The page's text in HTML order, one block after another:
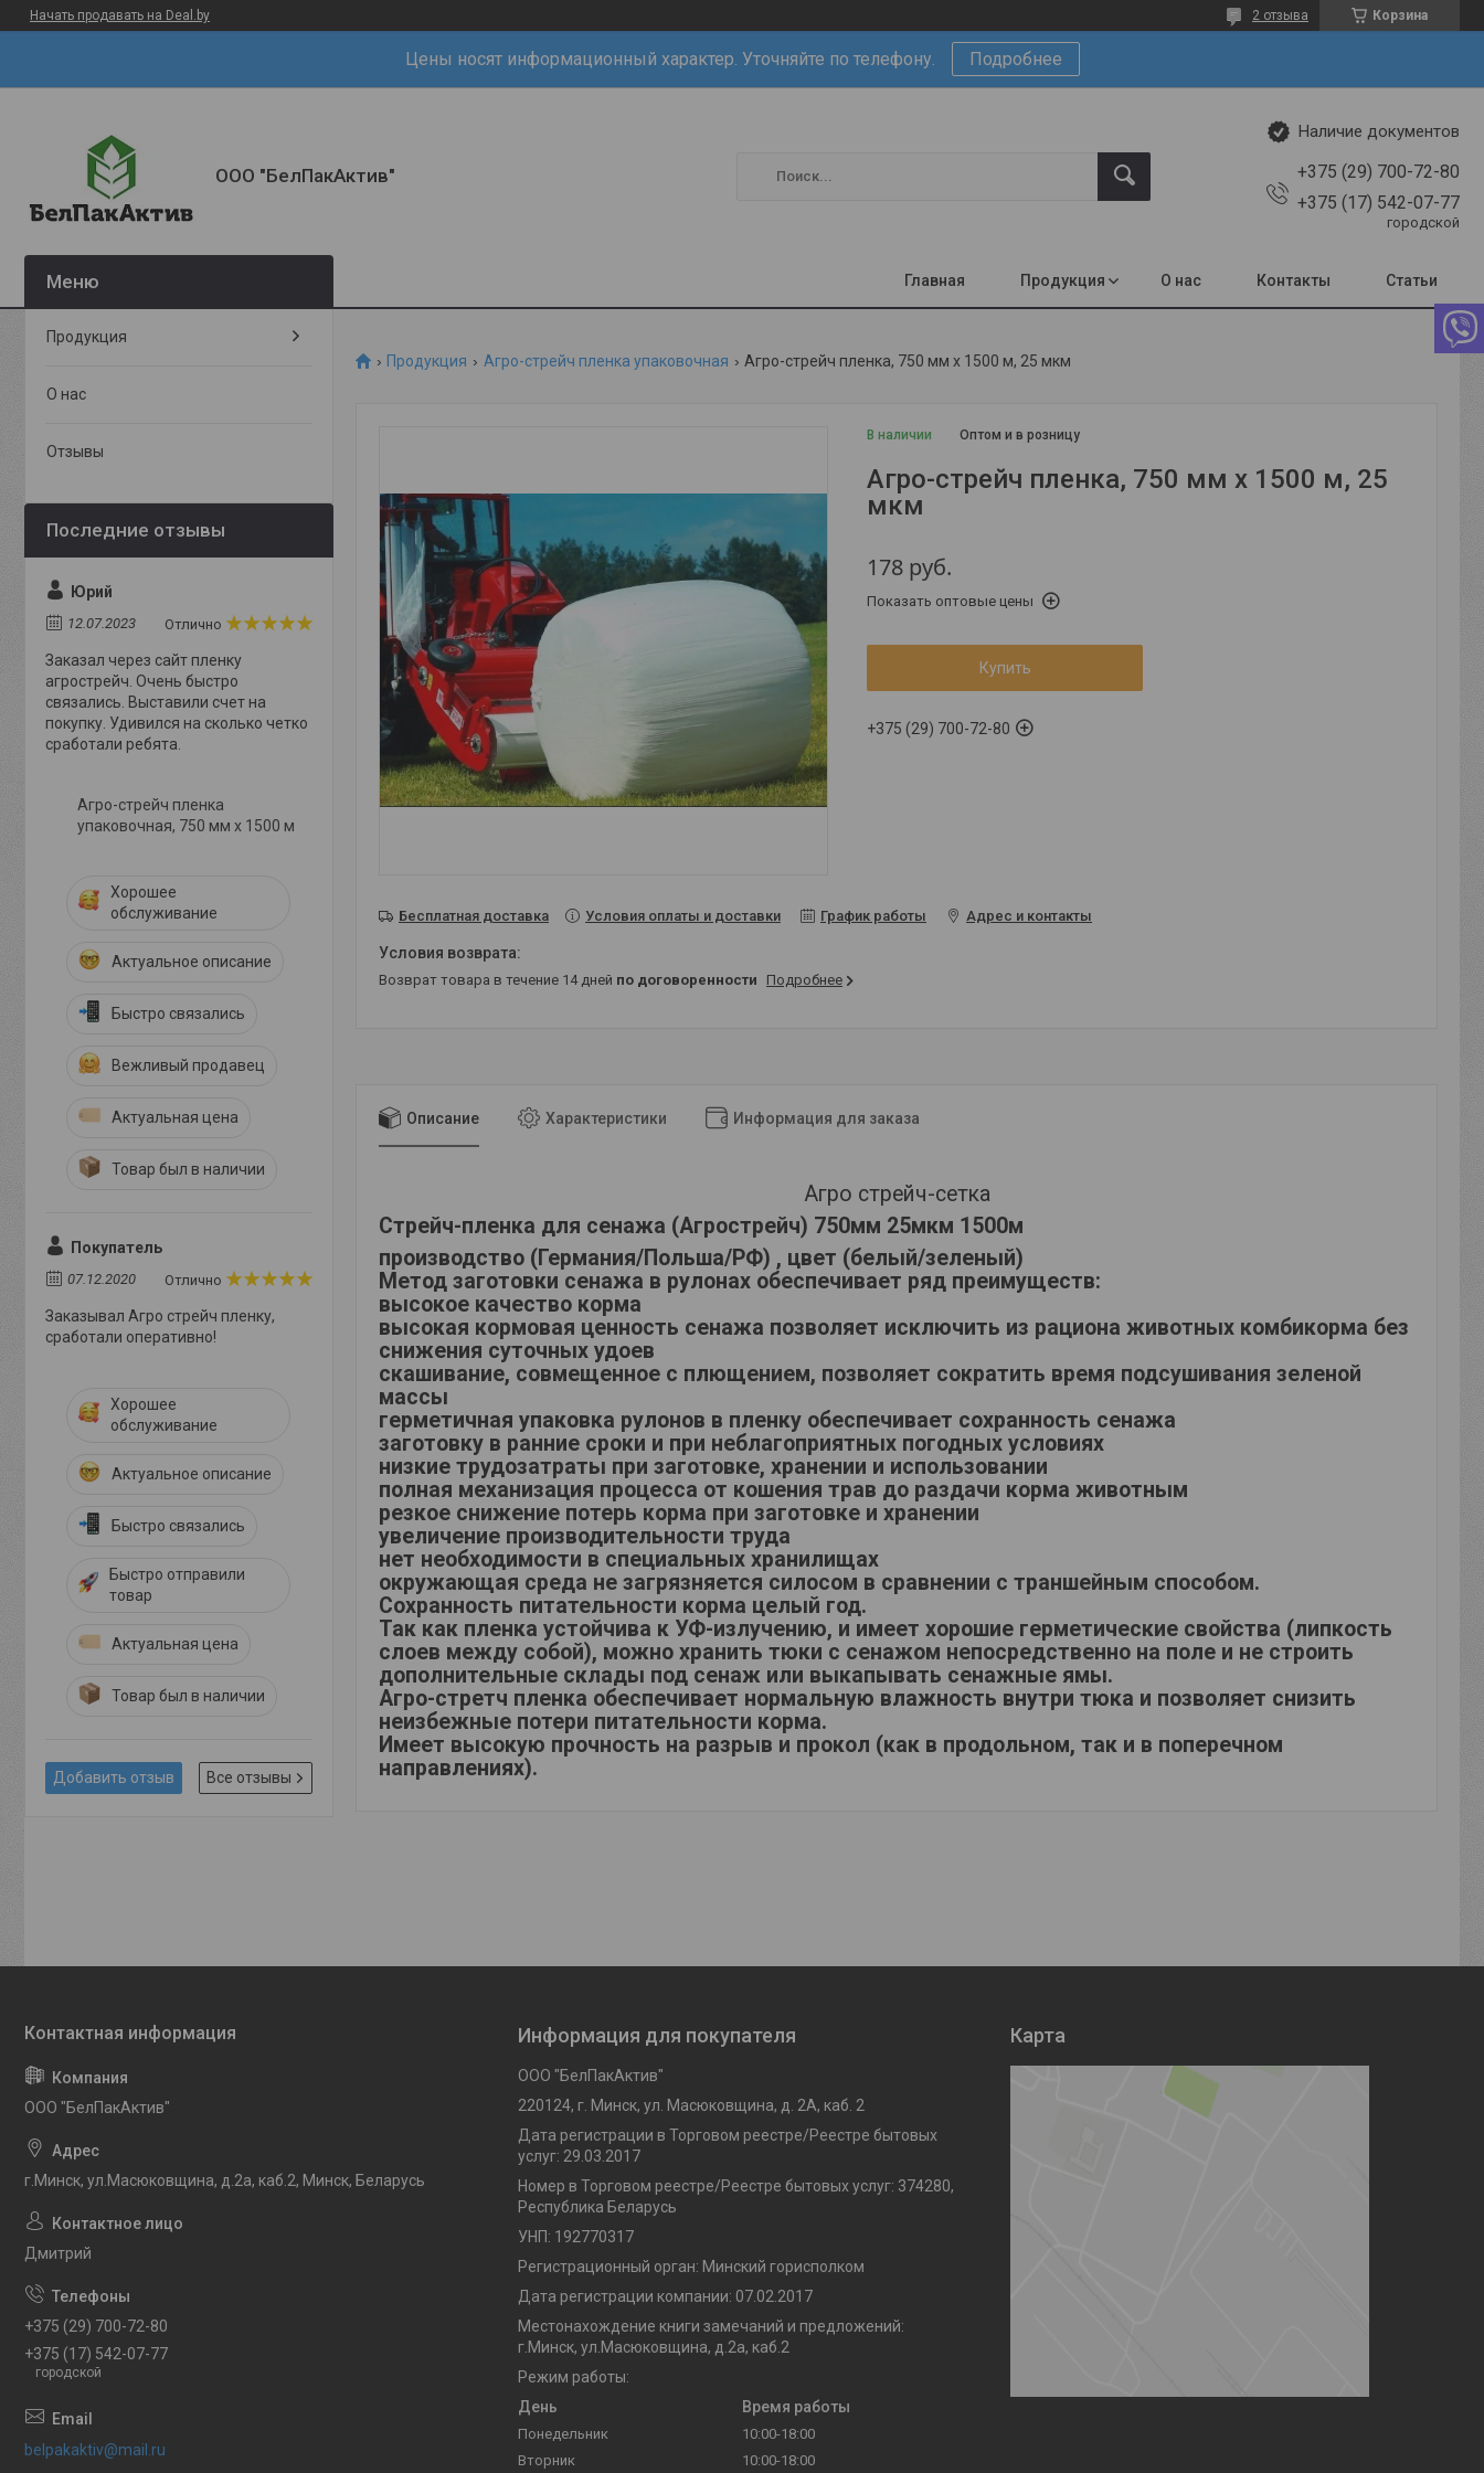
Начать продавать на Deal.by Корзина
2 отзыва
Цены носят информационный характер. Уточняйте по телефону. Подробнее
ООО "БелПакАктив"
Наличие документов
+375 (29) 700-72-80
+375 (17) 542-07-77
городской
Главная Продукция О нас Контакты Статьи
Продукция Агро-стрейч пленка упаковочная Агро-стрейч пленка, 750 мм х 1500 м, 25 мкм
В наличии Оптом и в розницу
Агро-стрейч пленка, 750 мм х 1500 м, 25
мкм
178 руб.
Показать оптовые цены
Купить
+375 (29) 700-72-80
Бесплатная доставка Условия оплаты и доставки График работы Адрес и контакты
возврат товара в течение 14 дней по договоренности Подробнее
Описание Характеристики Информация для заказа
Агро стрейч-сетка
Стрейч-пленка для сенажа (Агрострейч) 750мм 25мкм 1500м
производство (Германия/Польша/РФ) , цвет (белый/зеленый)
Метод заготовки сенажа в рулонах обеспечивает ряд преимуществ:
высокое качество корма
высокая кормовая ценность сенажа позволяет исключить из рациона животных комбикорма без
снижения суточных удоев
скашивание, совмещенное с плющением, позволяет сократить время подсушивания зеленой
массы
герметичная упаковка рулонов в пленку обеспечивает сохранность сенажа
заготовку в ранние сроки и при неблагоприятных погодных условиях
низкие трудозатраты при заготовке, хранении и использовании
полная механизация процесса от кошения трав до раздачи корма животным
резкое снижение потерь корма при заготовке и хранении
увеличение производительности труда
нет необходимости в специальных хранилищах
окружающая среда не загрязняется силосом в сравнении с траншейным способом.
Сохранность питательности корма целый год.
Так как пленка устойчива к УФ-излучению, и имеет хорошие герметические свойства (липкость
слоев между собой), можно хранить тюки с сенажом непосредственно на поле и не строить
дополнительные склады под сенаж или выкапывать сенажные ямы.
Агро-стретч пленка обеспечивает нормальную влажность внутри тюка и позволяет снизить
неизбежные потери питательности корма.
Имеет высокую прочность на разрыв и прокол (как в продольном, так и в поперечном
направлениях).
Продукция
О нас
Отзывы
Юрий
12.07.2023 Отлично
Заказал через сайт пленку
агрострейч. Очень быстро
связались. Выставили счет на
покупку. Удивился на сколько четко
сработали ребята.
Агро-стрейч пленка
упаковочная, 750 мм х 1500 м
Хорошее
обслуживание
Актуальное описание
Быстро связались
Вежливый продавец
Актуальная цена
Товар был в наличии
Покупатель
07.12.2020 Отлично
Заказывал Агро стрейч пленку,
сработали оперативно!
Хорошее
обслуживание
Актуальное описание
Быстро связались
Быстро отправили
товар
Актуальная цена
Товар был в наличии
Добавить отзыв Все отзывы
ООО "БелПакАктив"
г.Минск, ул.Масюковщина, д.2а, каб.2, Минск, Беларусь
Дмитрий
+375 (29) 700-72-80
+375 (17) 542-07-77
городской
belpakaktiv@mail.ru
Информация для покупателя
ООО "БелПакАктив"
220124, г. Минск, ул. Масюковщина, д. 2А, каб. 2
Дата регистрации в Торговом реестре/Реестре бытовых
услуг: 29.03.2017
Номер в Торговом реестре/Реестре бытовых услуг: 374280,
Республика Беларусь
УНП: 192770317
Регистрационный орган: Минский горисполком
Дата регистрации компании: 07.02.2017
Местонахождение книги замечаний и предложений:
г.Минск, ул.Масюковщина, д.2а, каб.2
Режим работы:
День
Время работы
Понедельник
10:00-18:00
Вторник
10:00-18:00
Карта